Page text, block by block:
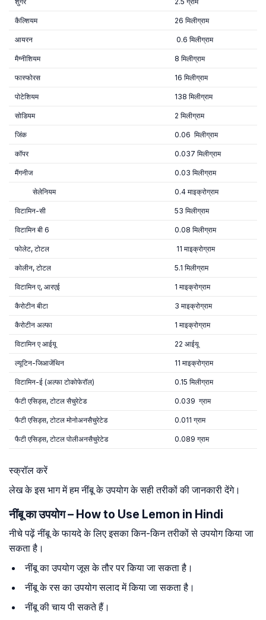
कैल्शियम 26 मिलीग्राम
आयरन 0.6 मिलीग्राम
मैग्नीशियम 8 मिलीग्राम
फास्फोरस 16 मिलीग्राम
पोटेशियम 138 मिलीग्राम
सोडियम 2 मिलीग्राम
जिंक 0.06 मिलीग्राम
कॉपर 0.037 मिलीग्राम
मैंगनीज 0.03 मिलीग्राम
सेलेनियम 0.4 माइक्रोग्राम
विटामिन-सी 53 मिलीग्राम
विटामिन बी 6 0.08 मिलीग्राम
फोलेट, टोटल 11 माइक्रोग्राम
कोलीन, टोटल 5.1 मिलीग्राम
विटामिन ए, आरएई 1 माइक्रोग्राम
कैरोटीन बीटा 3 माइक्रोग्राम
कैरोटीन अल्फा 1 माइक्रोग्राम
विटामिन ए आईयू 22 आईयू
ल्यूटिन-जिआजेंथिन 11 माइक्रोग्राम
विटामिन-ई (अल्फा टोकोफेरॉल) 0.15 मिलीग्राम
फैटी एसिड्स, टोटल सैचुरेटेड 0.039 ग्राम
फैटी एसिड्स, टोटल मोनोअनसैचुरेटेड 0.011 ग्राम
फैटी एसिड्स, टोटल पोलीअनसैचुरेटेड 0.089 ग्राम
स्क्रॉल करें
लेख के इस भाग में हम नींबू के उपयोग के सही तरीकों की जानकारी देंगे।
नींबू का उपयोग – How to Use Lemon in Hindi
नीचे पढ़ें नींबू के फायदे के लिए इसका किन-किन तरीकों से उपयोग किया जा
सकता है।
नींबू का उपयोग जूस के तौर पर किया जा सकता है।
नींबू के रस का उपयोग सलाद में किया जा सकता है।
नींबू की चाय पी सकते हैं।